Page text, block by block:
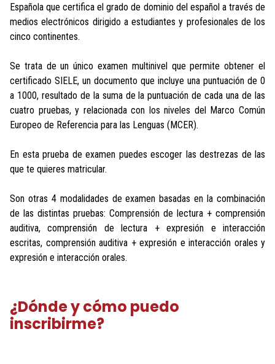
Española que certifica el grado de dominio del español a través de
medios electrónicos dirigido a estudiantes y profesionales de los
cinco continentes.
Se trata de un único examen multinivel que permite obtener el
certificado SIELE, un documento que incluye una puntuación de 0
a 1000, resultado de la suma de la puntuación de cada una de las
cuatro pruebas, y relacionada con los niveles del Marco Común
Europeo de Referencia para las Lenguas (MCER).
En esta prueba de examen puedes escoger las destrezas de las
que te quieres matricular.
Son otras 4 modalidades de examen basadas en la combinación
de las distintas pruebas: Comprensión de lectura + comprensión
auditiva, comprensión de lectura + expresión e interacción
escritas, comprensión auditiva + expresión e interacción orales y
expresión e interacción orales.
¿Dónde y cómo puedo
inscribirme?